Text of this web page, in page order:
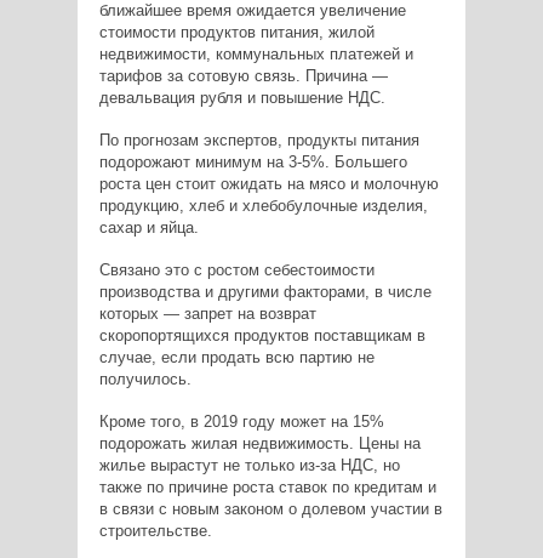
ближайшее время ожидается увеличение
стоимости продуктов питания, жилой
недвижимости, коммунальных платежей и
тарифов за сотовую связь. Причина —
девальвация рубля и повышение НДС.
По прогнозам экспертов, продукты питания
подорожают минимум на 3-5%. Большего
роста цен стоит ожидать на мясо и молочную
продукцию, хлеб и хлебобулочные изделия,
сахар и яйца.
Связано это с ростом себестоимости
производства и другими факторами, в числе
которых — запрет на возврат
скоропортящихся продуктов поставщикам в
случае, если продать всю партию не
получилось.
Кроме того, в 2019 году может на 15%
подорожать жилая недвижимость. Цены на
жилье вырастут не только из-за НДС, но
также по причине роста ставок по кредитам и
в связи с новым законом о долевом участии в
строительстве.